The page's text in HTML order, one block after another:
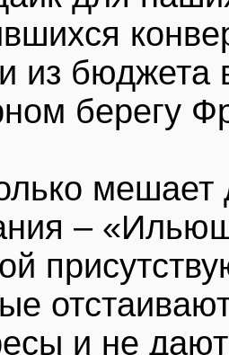
из бюджета
берегу
мешает
–
и не